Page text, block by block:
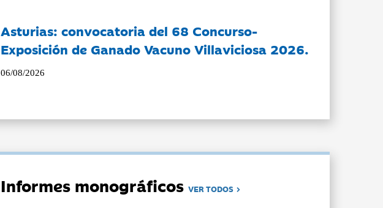
Asturias: convocatoria del 68 Concurso-
Exposición de Ganado Vacuno Villaviciosa 2026.
06/08/2026
Informes monográficosVER TODOS